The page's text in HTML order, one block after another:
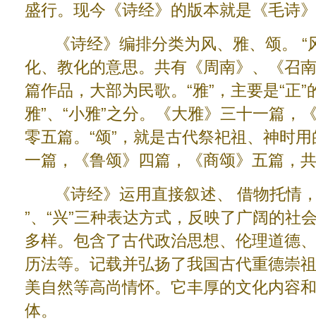
盛行。现今《诗经》的版本就是《毛诗
《诗经》编排分类为风、雅、颂。 “
化、教化的意思。共有《周南》、《召
篇作品，大部为民歌。“雅”，主要是“正”
雅”、“小雅”之分。《大雅》三十一篇，
零五篇。“颂”，就是古代祭祀祖、神时
一篇，《鲁颂》四篇，《商颂》五篇，
《诗经》运用直接叙述、 借物托情，
”、“兴”三种表达方式，反映了广阔的社
多样。包含了古代政治思想、伦理道德
历法等。记载并弘扬了我国古代重德崇
美自然等高尚情怀。它丰厚的文化内容
体。